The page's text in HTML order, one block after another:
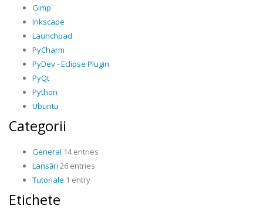
Gimp
Inkscape
Launchpad
PyCharm
PyDev - Eclipse Plugin
PyQt
Python
Ubuntu
Categorii
General 14 entries
Lansări 26 entries
Tutoriale 1 entry
Etichete